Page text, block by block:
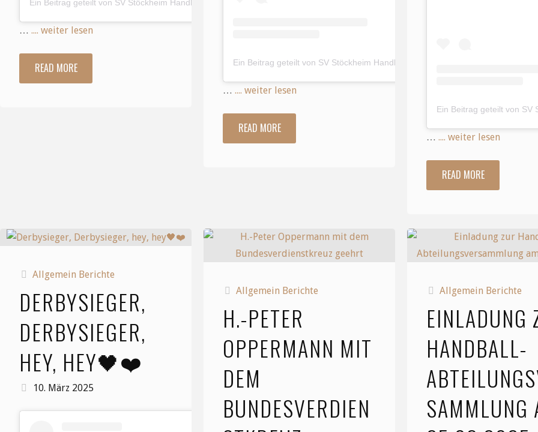
….... weiter lesen
READ MORE"Gestern
den
TSV
Anderten"
….... weiter lesen
READ MORE"Am
unsere
Jugend
den
Warberg/Lelm"
….... weiter lesen
READ MORE"Am
empfing
unsere
männliche
D-
Jugend
Allgemein Berichte
DERBYSIEGER,
DERBYSIEGER,
HEY, HEY🖤❤️
10. März 2025
Allgemein Berichte
H.-PETER
OPPERMANN MIT
DEM
BUNDESVERDIEN
Allgemein Berichte
EINLADUNG
HANDBALL-
SAMMLUNG